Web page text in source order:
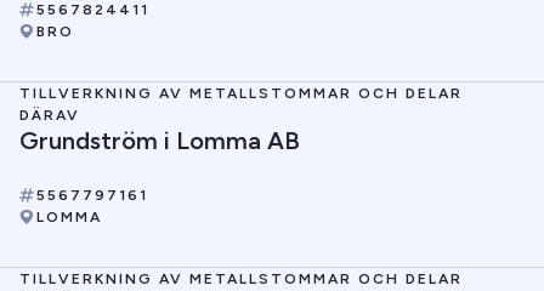
5567824411
BRO
TILLVERKNING AV METALLSTOMMAR OCH DELAR
DÄRAV
Grundström i Lomma AB
5567797161
LOMMA
TILLVERKNING AV METALLSTOMMAR OCH DELAR